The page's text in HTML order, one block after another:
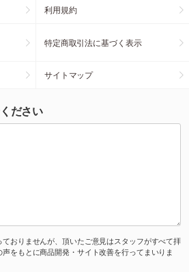
利用規約
特定商取引法に基づく表示
サイトマップ
ださい
おりませんが、頂いたご意見はスタッフがすべて拝
をもとに商品開発・サイト改善を行ってまいりま